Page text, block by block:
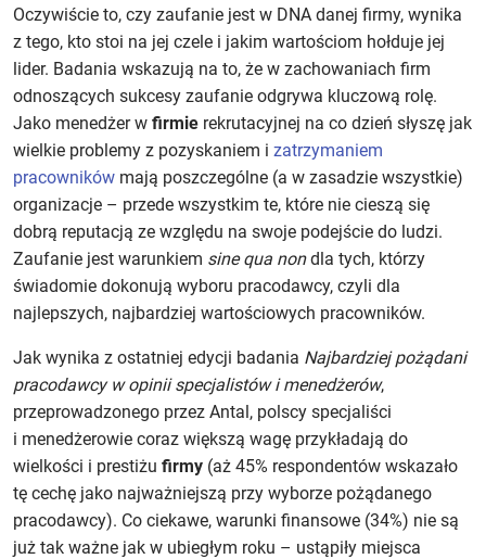
Oczywiście to, czy zaufanie jest w DNA danej firmy, wynika
z tego, kto stoi na jej czele i jakim wartościom hołduje jej
lider. Badania wskazują na to, że w zachowaniach firm
odnoszących sukcesy zaufanie odgrywa kluczową rolę.
Jako menedżer w firmie rekrutacyjnej na co dzień słyszę jak
wielkie problemy z pozyskaniem i zatrzymaniem
pracowników mają poszczególne (a w zasadzie wszystkie)
organizacje – przede wszystkim te, które nie cieszą się
dobrą reputacją ze względu na swoje podejście do ludzi.
Zaufanie jest warunkiem sine qua nondla tych, którzy
świadomie dokonują wyboru pracodawcy, czyli dla
najlepszych, najbardziej wartościowych pracowników.
Jak wynika z ostatniej edycji badania Najbardziej pożądani
pracodawcy w opinii specjalistów i menedżerów,
przeprowadzonego przez Antal, polscy specjaliści
i menedżerowie coraz większą wagę przykładają do
wielkości i prestiżu firmy (aż 45% respondentów wskazało
tę cechę jako najważniejszą przy wyborze pożądanego
pracodawcy). Co ciekawe, warunki finansowe (34%) nie są
już tak ważne jak w ubiegłym roku – ustąpiły miejsca